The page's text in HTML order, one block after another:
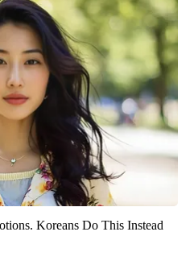
Koreans Do This Instead